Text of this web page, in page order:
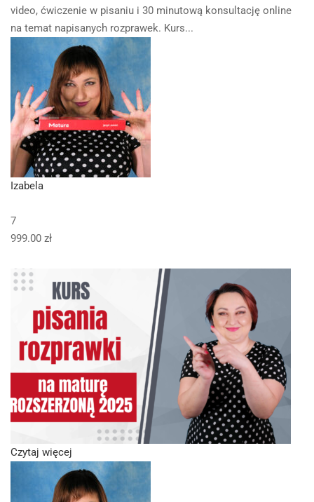
video, ćwiczenie w pisaniu i 30 minutową konsultację online
na temat napisanych rozprawek. Kurs...
Izabela
7
999.00 zł
Czytaj więcej